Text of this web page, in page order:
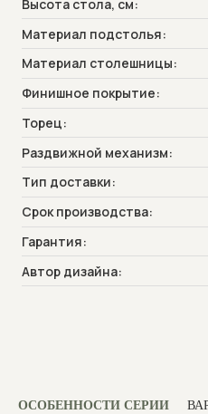
Высота стола, см:
Материал подстолья:
Материал столешницы:
Финишное покрытие:
Торец:
Раздвижной механизм:
Тип доставки:
Срок производства:
Гарантия:
Автор дизайна:
ОСОБЕННОСТИ СЕРИИ